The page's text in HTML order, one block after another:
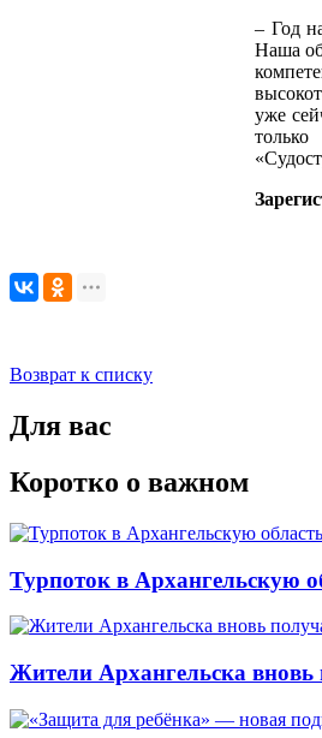
– Год
Наша
уже
Возврат к списку
Для вас
Коротко о важном
Турпоток в Архангельскую
Жители Архангельска вновь